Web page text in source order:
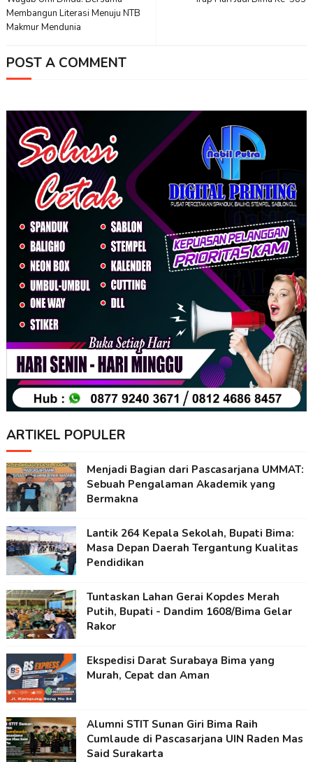
Membangun Literasi Menuju NTB
Makmur Mendunia
POST A COMMENT
ARTIKEL POPULER
Menjadi Bagian dari Pascasarjana UMMAT:
Sebuah Pengalaman Akademik yang
Bermakna
Lantik 264 Kepala Sekolah, Bupati Bima:
Masa Depan Daerah Tergantung Kualitas
Pendidikan
Tuntaskan Lahan Gerai Kopdes Merah
Putih, Bupati - Dandim 1608/Bima Gelar
Rakor
Ekspedisi Darat Surabaya Bima yang
Murah, Cepat dan Aman
Alumni STIT Sunan Giri Bima Raih
Cumlaude di Pascasarjana UIN Raden Mas
Said Surakarta